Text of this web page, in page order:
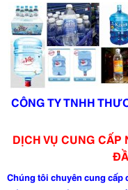
CÔNG TY TNHH
DỊCH VỤ CUNG
Chúng tôi chuyên cung